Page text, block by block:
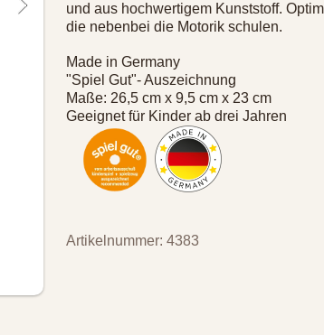
und aus hochwertigem Kunststoff.
die nebenbei die Motorik schulen.
Made in Germany
"Spiel Gut"- Auszeichnung
Maße: 26,5 cm x 9,5 cm x 23 cm
Geeignet für Kinder ab drei Jahren
Artikelnummer: 4383